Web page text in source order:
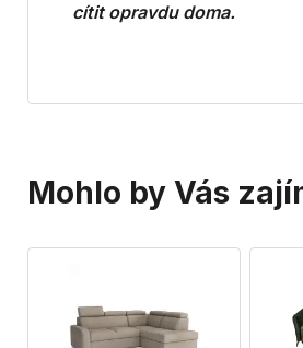
cítit opravdu doma.
Mohlo by Vás